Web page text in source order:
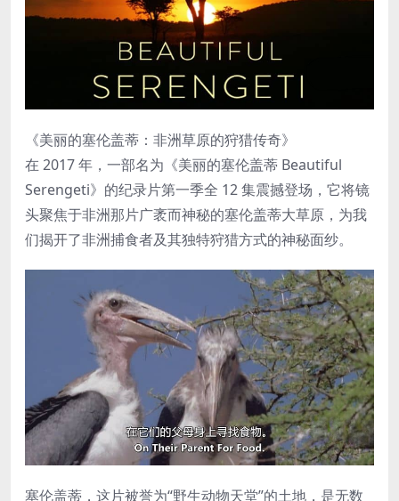
《美丽的塞伦盖蒂：非洲草原的狩猎传奇》
在 2017 年，一部名为《美丽的塞伦盖蒂 Beautiful
Serengeti》的纪录片第一季全 12 集震撼登场，它将镜
头聚焦于非洲那片广袤而神秘的塞伦盖蒂大草原，为我
们揭开了非洲捕食者及其独特狩猎方式的神秘面纱。
塞伦盖蒂，这片被誉为“野生动物天堂”的土地，是无数